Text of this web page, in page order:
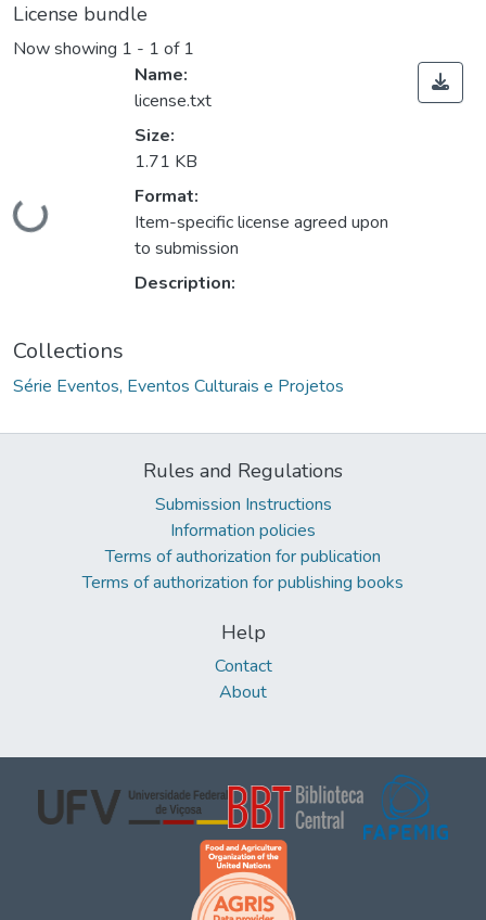
License bundle
Now showing 1 - 1 of 1
Loading...
Name:
license.txt
Size:
1.71 KB
Format:
Item-specific license agreed upon
to submission
Description:
Collections
Série Eventos, Eventos Culturais e Projetos
Rules and Regulations
Submission Instructions
Information policies
Terms of authorization for publication
Terms of authorization for publishing books
Help
Contact
About